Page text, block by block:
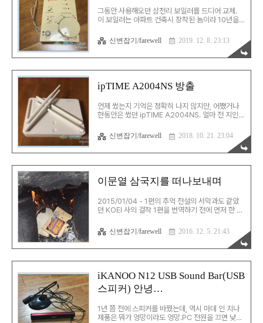
그동안 사용해오던 삼천리 보일러를 드디어 교체.
이 보일러는 아파트 건축시 장착된 놈이라 10년을
확인해보니 더 이상 수리가 가능한 상태가 아니라
보일러를 방출하기로 결정했다. 기사님께 여쭤보니
삼천리는 보일러를 만든 적이 없고, 이 보일러는 롯
을 추가적으로 확인할 수 있었음. 1. 정부에서는 콘
덴싱 보일러 설치를 권장하고, 설치시 지원금을 주
고 있는데, 콘덴싱 보일러의 고장율이 높은 편 2. 콘
으나 고장 발생 개소가 늘어났음 3. 2020년 4월부
터는 신규 설치의 경우 콘덴싱 보일러를 의무적으로
추진하는 이유..
신변잡기/farewell 2019. 12. 8. 23:13
ipTIME A2004NS 방출
언제 썼는지 기억은 정확히 나지 않지만, 어쨌거나
한동안은 썼던 ipTIME A2004NS. 얼마 전 지인의
해보니 유무선 모두 고장 상태였다. 칼같은 고장 타
이머가 있다는 비아냥을 몸소 증명이라도 하듯 전혀
손 써볼 방도가 없이 고장나버렸다. 혹시나 전원의
등을 고민하며 다양한 시험을 해봤지만, 역시 아무
짝에도 쓸모 없는 짓이라는 것만 재확인하여 드디어
방출.
신변잡기/farewell 2018. 10. 21. 23:04
이문열 삼국지를 떠나보내며
2015/01/04 - 1편의 추억 전설의 서막과도 같았
던 KOEI 사의 걸작 1편을 번역하기 전에 먼저 한 것
있던 정비석 평역이었으며, 얼마 뒤엔 이문열 평역
도 사읽기 시작했다. 하지만, 철이 들고 다양한 자료
를 접하면서 깨달은 것은 오역 투성이의 엉터리 책
이다… 워낙에 쓰레기라 언젠간 없애려 했는데, 이번
에 워낙에 훌륭하신 말씀을 하신 김에 태워 없애기
로 했다. 그런데, 막상 태우려고 하니 태울 곳을 찾는
것이 만만치가 않다.고심 끝에 찾은 곳은 시골 모처
골에서 아궁이에 불을 붙여보지 않으면 잘 모르는
것이, 불 붙이는 게 결코 쉽지가 않다.지금은 라..
신변잡기/farewell 2016. 12. 5. 21:43
iKANOO N12 USB Sound Bar(USB
스피커) 안녕…
1년 쯤 전에 스피커를 바꿨는데, 역시 마데 인 치나
제품은 뭐가 엉망이라도 엉망.PC 전원을 끄면 낮은